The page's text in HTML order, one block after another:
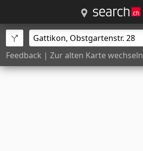
Feedback | Zur alten Karte wechseln